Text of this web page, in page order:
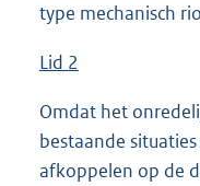
type mechanisch
Lid 2
Omdat het
bestaande
afkoppelen op de